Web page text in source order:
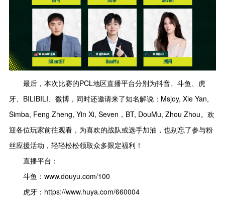
最后，本次比赛的PCL地区直播平台分别为抖音、斗鱼、虎
牙、BILIBILI、微博，同时还邀请来了知名解说：Msjoy, Xie Yan,
Simba, Feng Zheng, Yin Xi, Seven，BT, DouMu, Zhou Zhou。欢
迎各位玩家前往观看，为喜欢的战队或选手加油，也别忘了参与粉
丝应援活动，轻轻松松领取众多限定福利！
直播平台：
斗鱼：www.douyu.com/100
虎牙：https://www.huya.com/660004